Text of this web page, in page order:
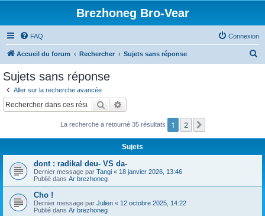
Brezhoneg Bro-Vear
FAQ Connexion
Accueil du forum Rechercher Sujets sans réponse
c
Sujets sans réponse
Aller sur la recherche avancée
Rechercher
La recherche a retourné 35 résultats 1 2
Sujets
dont : radikal deu- VS da-
Dernier message par Tangi « 18 janvier 2026, 13:46
Publié dans Ar brezhoneg
Cho !
Dernier message par Julien « 12 octobre 2025, 14:22
Publié dans Ar brezhoneg